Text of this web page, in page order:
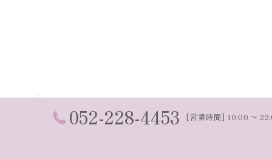
052-228-4453 [営業時間] 10:00 〜